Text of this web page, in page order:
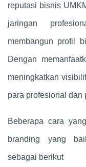
reputasi bisnis
jaringan
membangun profil
Dengan
meningkatkan
para profesional dan
Beberapa cara
branding yang
sebagai berikut